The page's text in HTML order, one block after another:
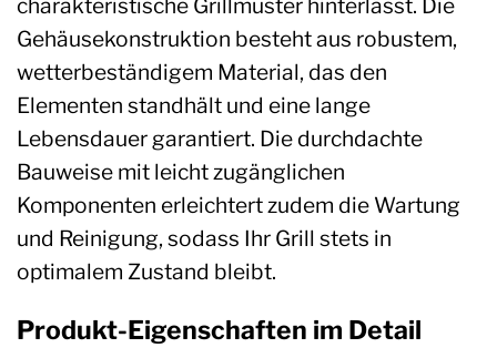
Gehäusekonstruktion besteht aus robustem,
wetterbeständigem Material, das den
Elementen standhält und eine lange
Lebensdauer garantiert. Die durchdachte
Bauweise mit leicht zugänglichen
Komponenten erleichtert zudem die Wartung
und Reinigung, sodass Ihr Grill stets in
optimalem Zustand bleibt.
Produkt-Eigenschaften im Detail